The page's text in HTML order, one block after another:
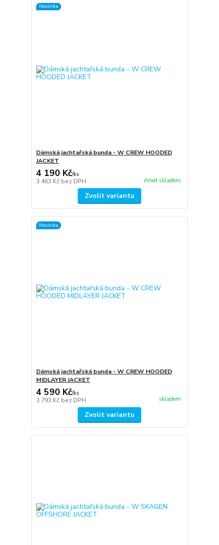
Novinka
Dámská jachtařská bunda - W CREW HOODED
JACKET
4 190 Kč/ks
3 463 Kč bez DPH ihned skladem
Zvolit variantu
Novinka
Dámská jachtařská bunda - W CREW HOODED
MIDLAYER JACKET
4 590 Kč/ks
3 793 Kč bez DPH skladem
Zvolit variantu